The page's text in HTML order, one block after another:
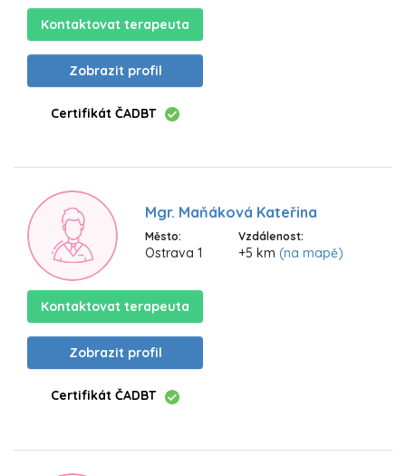
Kontaktovat terapeuta
Zobrazit profil
Certifikát ČADBT
Mgr. Maňáková Kateřina
Město:
Ostrava 1
Vzdálenost:
+5 km (na mapě)
Kontaktovat terapeuta
Zobrazit profil
Certifikát ČADBT